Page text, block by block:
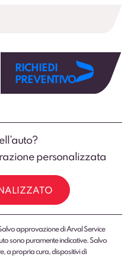
RICHIEDI
PREVENTIVO
personalizzata
approvazione di Arval Service
sono puramente indicative. Salvo
a propria cura, dispositivi di